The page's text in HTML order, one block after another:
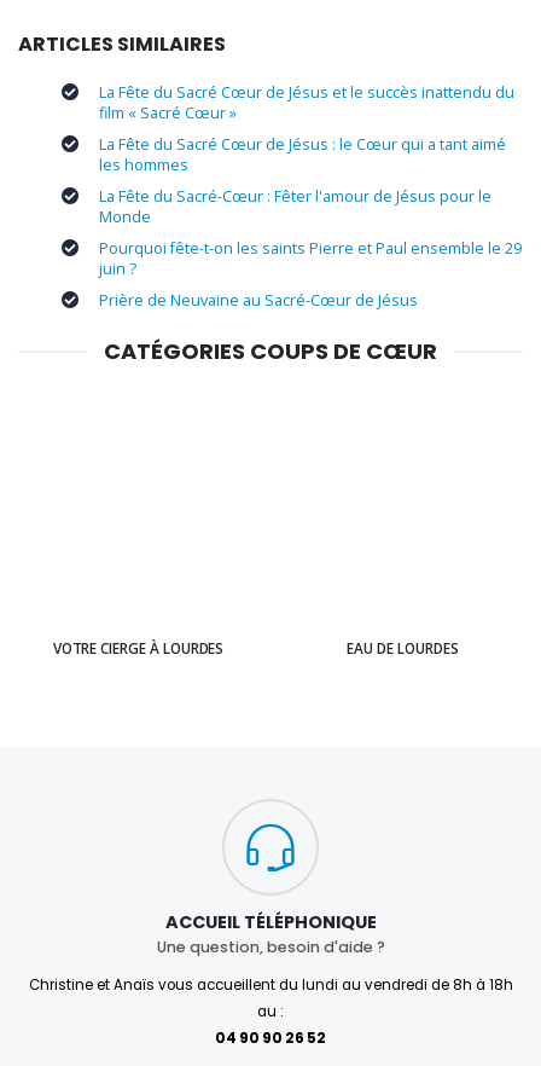
ARTICLES SIMILAIRES
La Fête du Sacré Cœur de Jésus et le succès inattendu du
film « Sacré Cœur »
La Fête du Sacré Cœur de Jésus : le Cœur qui a tant aimé
les hommes
La Fête du Sacré-Cœur : Fêter l'amour de Jésus pour le
Monde
Pourquoi fête-t-on les saints Pierre et Paul ensemble le 29
juin ?
Prière de Neuvaine au Sacré-Cœur de Jésus
CATÉGORIES COUPS DE CŒUR
VOTRE CIERGE À LOURDES EAU DE LOURDES
ACCUEIL TÉLÉPHONIQUE
Une question, besoin d'aide ?
Christine et Anaïs vous accueillent du lundi au vendredi de 8h à 18h
au :
04 90 90 26 52